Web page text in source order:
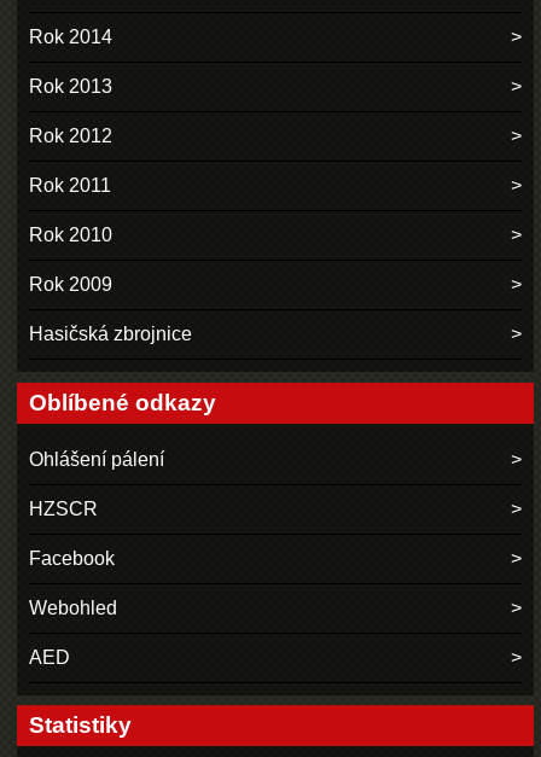
Rok 2014
Rok 2013
Rok 2012
Rok 2011
Rok 2010
Rok 2009
Hasičská zbrojnice
Oblíbené odkazy
Ohlášení pálení
HZSCR
Facebook
Webohled
AED
Statistiky